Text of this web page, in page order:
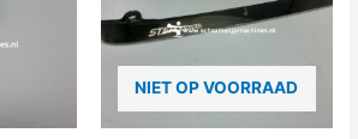
NIET OP VOORRAAD